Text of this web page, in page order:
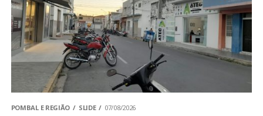
POMBAL E REGIÃO SLIDE 07/08/2026